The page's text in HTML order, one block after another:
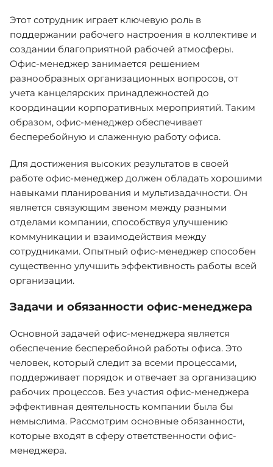
Этот сотрудник играет ключевую роль в
поддержании рабочего настроения в коллективе и
создании благоприятной рабочей атмосферы.
Офис-менеджер занимается решением
разнообразных организационных вопросов, от
учета канцелярских принадлежностей до
координации корпоративных мероприятий. Таким
образом, офис-менеджер обеспечивает
бесперебойную и слаженную работу офиса.
Для достижения высоких результатов в своей
работе офис-менеджер должен обладать хорошими
навыками планирования и мультизадачности. Он
является связующим звеном между разными
отделами компании, способствуя улучшению
коммуникации и взаимодействия между
сотрудниками. Опытный офис-менеджер способен
существенно улучшить эффективность работы всей
организации.
Задачи и обязанности офис-менеджера
Основной задачей офис-менеджера является
обеспечение бесперебойной работы офиса. Это
человек, который следит за всеми процессами,
поддерживает порядок и отвечает за организацию
рабочих процессов. Без участия офис-менеджера
эффективная деятельность компании была бы
немыслима. Рассмотрим основные обязанности,
которые входят в сферу ответственности офис-
менеджера.